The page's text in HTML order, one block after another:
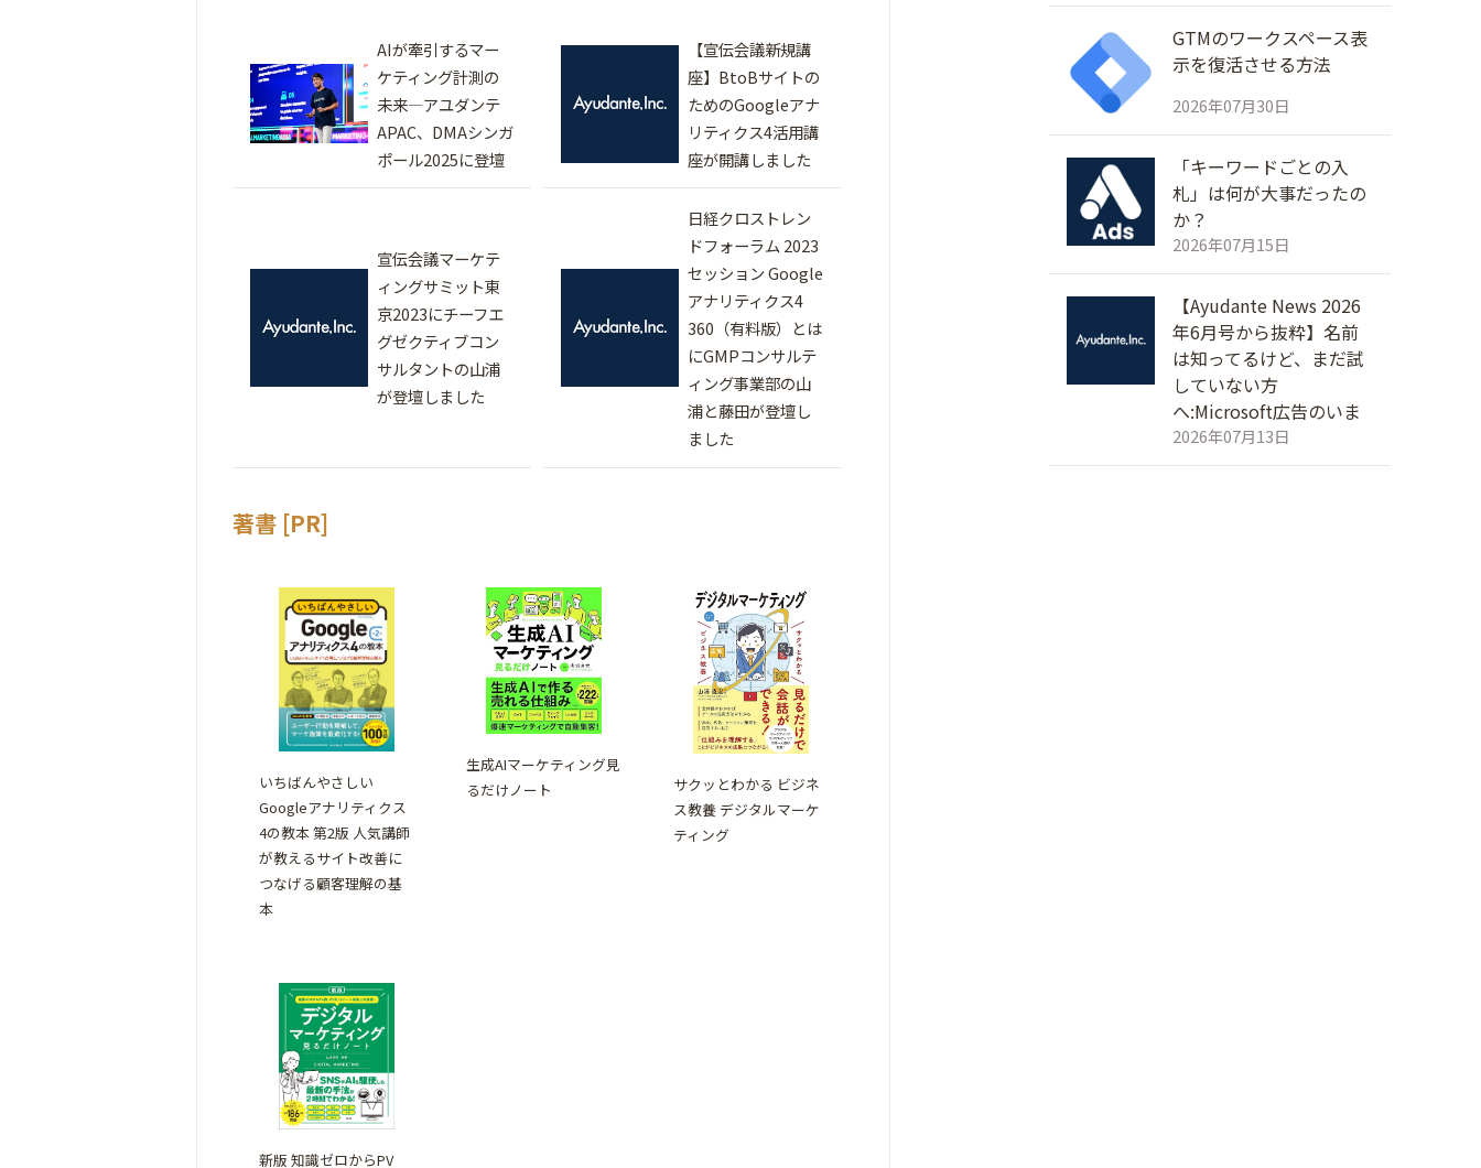
AIが牽引するマー
ケティング計測の
未来―アユダンテ
APAC、DMAシンガ
ポール2025に登壇
【宣伝会議新規講
座】BtoBサイトの
ためのGoogleアナ
リティクス4活用講
座が開講しました
宣伝会議マーケテ
ィングサミット東
京2023にチーフエ
グゼクティブコン
サルタントの山浦
が登壇しました
日経クロストレン
ドフォーラム 2023
セッション Google
アナリティクス4
360（有料版）とは
にGMPコンサルテ
ィング事業部の山
浦と藤田が登壇し
ました
著書 [PR]
いちばんやさしい
Googleアナリティクス
4の教本 第2版 人気講師
が教えるサイト改善に
つなげる顧客理解の基
本
生成AIマーケティング見
るだけノート
サクッとわかる ビジネ
ス教養 デジタルマーケ
ティング
新版 知識ゼロからPV
GTMのワークスペース表
示を復活させる方法
2026年07月30日
「キーワードごとの入
札」は何が大事だったの
か？
2026年07月15日
【Ayudante News 2026
年6月号から抜粋】名前
は知ってるけど、まだ試
していない方
へ:Microsoft広告のいま
2026年07月13日